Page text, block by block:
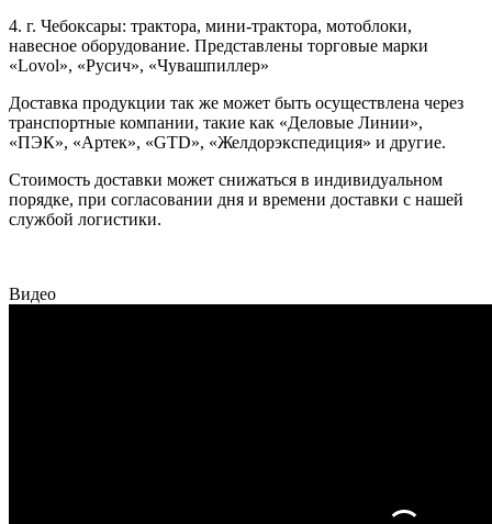
4. г. Чебоксары: трактора, мини-трактора, мотоблоки,
навесное оборудование. Представлены торговые марки
«Lovol», «Русич», «Чувашпиллер»
Доставка продукции так же может быть осуществлена через
транспортные компании, такие как «Деловые Линии»,
«ПЭК», «Артек», «GTD», «Желдорэкспедиция» и другие.
Стоимость доставки может снижаться в индивидуальном
порядке, при согласовании дня и времени доставки с нашей
службой логистики.
Видео